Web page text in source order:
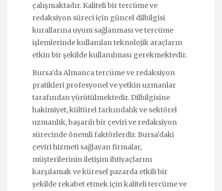
çalışmaktadır. Kaliteli bir tercüme ve
redaksiyon süreci için güncel dilbilgisi
kurallarına uyum sağlanması ve tercüme
işlemlerinde kullanılan teknolojik araçların
etkin bir şekilde kullanılması gerekmektedir.
Bursa'da Almanca tercüme ve redaksiyon
pratikleri profesyonel ve yetkin uzmanlar
tarafından yürütülmektedir. Dilbilgisine
hakimiyet, kültürel farkındalık ve sektörel
uzmanlık, başarılı bir çeviri ve redaksiyon
sürecinde önemli faktörlerdir. Bursa'daki
çeviri hizmeti sağlayan firmalar,
müşterilerinin iletişim ihtiyaçlarını
karşılamak ve küresel pazarda etkili bir
şekilde rekabet etmek için kaliteli tercüme ve